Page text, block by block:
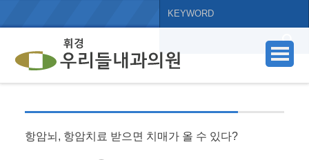
항암뇌, 항암치료 받으면 치매가 올 수 있다?